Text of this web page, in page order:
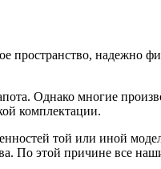
пространство, надежно
Однако многие
комплектации.
той или иной
По этой причине все